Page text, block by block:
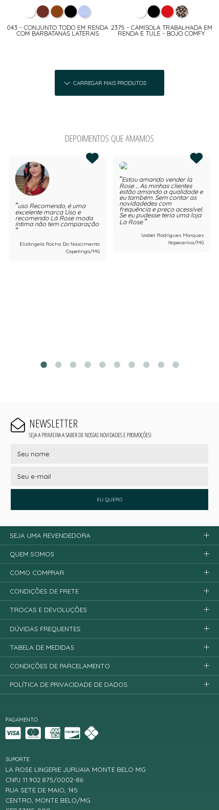
043 - CONJUNTO TODO EM RENDA
COM BARBATANAS LATERAIS
2375 - CAMISOLA TRABALHADA EM
RENDA E TULE - BOJO COMFY
CARREGAR MAIS PRODUTOS
DEPOIMENTOS QUE AMAMOS
uso Recomendo, é uma
excelente marca Uso e
recomendo Lá Rose moda
íntima não tem comparação
Elizângela Rocha Do Nascimento
Capetinga/MG
Estou amando vender la
Rose ... As minhas clientes
estão amando a qualidade e
eu também. Sem contar as
novidadedes com
frequência e preço acessível.
Se eu pudesse teria uma loja
La Rose
Izabel Rodrigues Marques
Itapecerica/MG
NEWSLETTER
SEJA A PRIMEIRA A SABER DE NOSSAS NOVIDADES E PROMOÇÕES!
EU QUERO
PAGAMENTO
SUPORTE
LA ROSE LINGERIE JURUAIA MONTE BELO MG
CNPJ 11.902.875/0002-86
RUA SETE DE MAIO, 145
CENTRO, MONTE BELO/MG
SEJA UMA REVENDEDORA
QUEM SOMOS
COMO COMPRAR
CONDIÇÕES DE FRETE
TROCAS E DEVOLUÇÕES
DÚVIDAS FREQUENTES
TABELA DE MEDIDAS
CONDIÇÕES DE PARCELAMENTO
POLÍTICA DE PRIVACIDADE DE DADOS